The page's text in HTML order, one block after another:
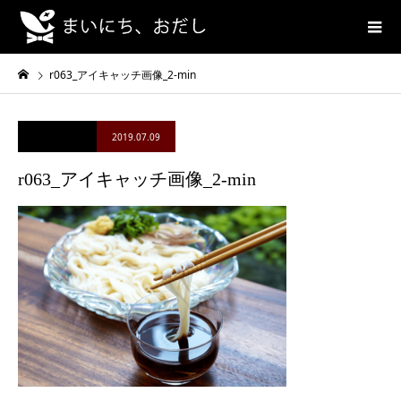
r063_アイキャッチ画像_2-min
2019.07.09
r063_アイキャッチ画像_2-min